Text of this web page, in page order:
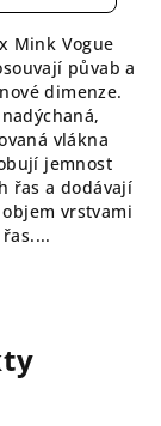
z
5
hvězdiček.
Mink Vogue
půvab a
dimenze.
vlákna
jemnost
řas a dodávají
vrstvami
řas....